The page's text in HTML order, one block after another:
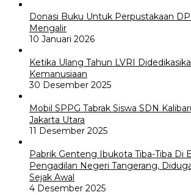
Donasi Buku Untuk Perpustakaan
Mengalir
10 Januari 2026
Ketika Ulang Tahun LVRI
Kemanusiaan
30 Desember 2025
Mobil SPPG Tabrak Siswa SDN
Jakarta Utara
11 Desember 2025
Pabrik Genteng Ibukota Tiba-Tiba Di
Pengadilan Negeri Tangerang,
Sejak Awal
4 Desember 2025